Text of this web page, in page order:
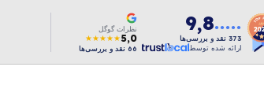
●●●●●
9,8
373نقد و بررسی‌ها
ارائه شده توسط
نظرات گوگل
5,0
★★★★★
66 نقد و بررسی‌ها